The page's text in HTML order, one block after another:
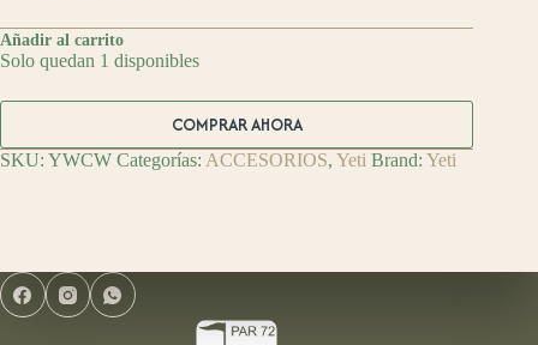
Añadir al carrito
Solo quedan 1 disponibles
COMPRAR AHORA
SKU: YWCW Categorías: ACCESORIOS, Yeti Brand: Yeti